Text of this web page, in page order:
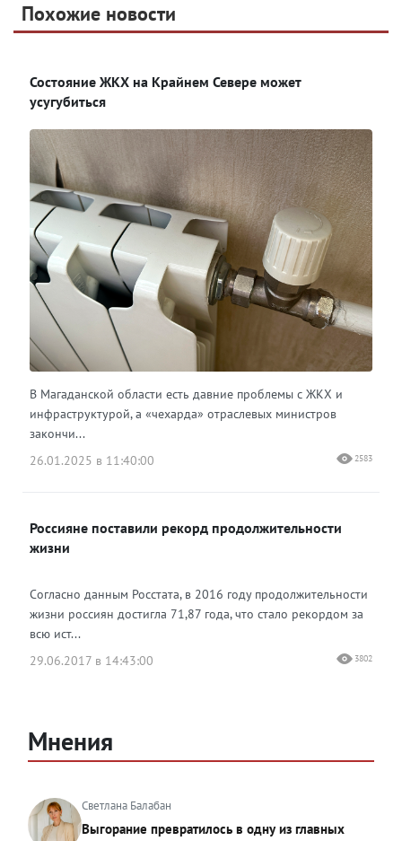
Telegram
Одноклассники
Яндекс Дзен
Похожие новости
Состояние ЖКХ на Крайнем Севере может
усугубиться
В Магаданской области есть давние проблемы с ЖКХ и
инфраструктурой, а «чехарда» отраслевых министров
закончи...
26.01.2025 в 11:40:00
2583
Россияне поставили рекорд продолжительности
жизни
Согласно данным Росстата, в 2016 году продолжительности
жизни россиян достигла 71,87 года, что стало рекордом за
всю ист...
29.06.2017 в 14:43:00
3802
Мнения
Светлана Балабан
Выгорание превратилось в одну из главных